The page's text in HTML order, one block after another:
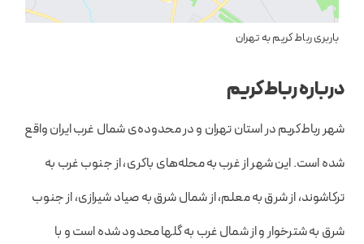
باربری رباط کریم به تهران
درباره رباط‌کریم
شهر رباط‌کریم در استان تهران و در محدوده‌ی شمال غرب ایران واقع
شده است. این شهر از غرب به محله‌های باکری، از جنوب غرب به
ترکاشوند، از شرق به معلم، از شمال شرق به صیاد شیرازی، از جنوب
شرق به شترخوار و از شمال غرب به گلها محدود شده است و با